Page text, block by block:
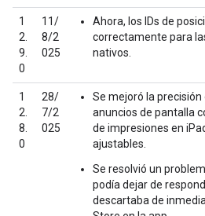
1
2.
9.
0
11/
8/2
025
Ahora, los IDs de
correctamente para
nativos.
1
2.
8.
0
28/
7/2
025
Se mejoró la
anuncios de pantalla
de impresiones en
ajustables.
Se resolvió un
podía dejar de
descartaba de